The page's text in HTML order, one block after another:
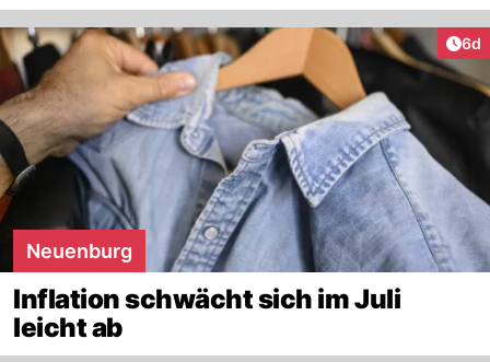
6d
Neuenburg
Inflation schwächt sich im Juli
leicht ab